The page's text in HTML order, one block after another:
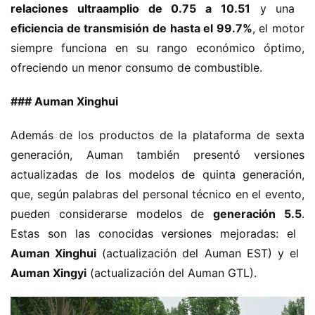
relaciones ultraamplio de 0.75 a 10.51​ ​ y una ​
eficiencia de transmisión de hasta el 99.7%​​, el motor
siempre funciona en su rango económico óptimo,
ofreciendo un menor consumo de combustible.
​### Auman Xinghui​
Además de los productos de la plataforma de sexta
generación, Auman también presentó versiones
actualizadas de los modelos de quinta generación,
que, según palabras del personal técnico en el evento,
pueden considerarse modelos de ​​generación 5.5​​.
Estas son las conocidas versiones mejoradas: el ​
Auman Xinghui​ ​ (actualización del Auman EST) y el ​
Auman Xingyi​ ​ (actualización del Auman GTL).